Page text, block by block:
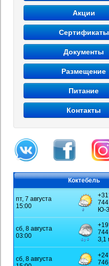
Акции
Сертификаты
Документы
Размещение
Питание
Контакты
Коктебель